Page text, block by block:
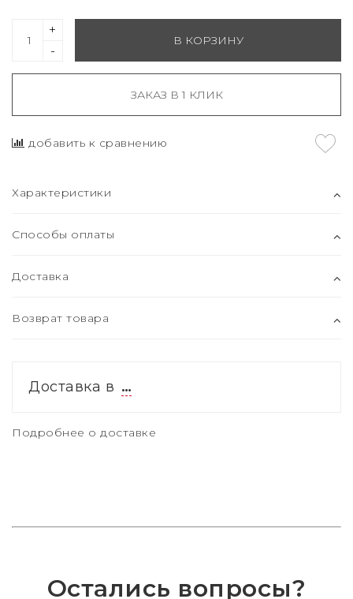
-
+
В КОРЗИНУ
ЗАКАЗ В 1 КЛИК
добавить к сравнению
Характеристики
Способы оплаты
Доставка
Возврат товара
Доставка в …
Подробнее о доставке
Остались вопросы?